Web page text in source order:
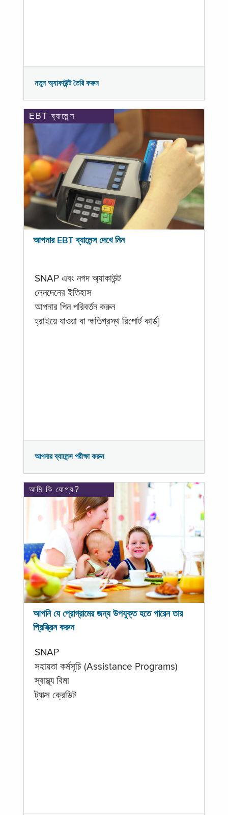
নতুন অ্যাকাউন্ট তৈরি করুন
EBT ব্যালেন্স
আপনার EBT ব্যালেন্স দেখে নিন
SNAP এবং নগদ অ্যাকাউন্ট
লেনদেনের ইতিহাস
আপনার পিন পরিবর্তন করুন
হ্রাইয়ে যাওয়া বা ক্ষতিগ্রস্থ রিপোর্ট কার্ড]
আপনার ব্যালেন্স পরীক্ষা করুন
আমি কি যোগ্য?
আপনি যে প্রোগ্রামের জন্য উপযুক্ত হতে পারেন তার
প্রিস্ক্রিন করুন
SNAP
সহায়তা কর্মসূচি (Assistance Programs)
স্বাস্থ্য বিমা
ট্যাক্স ক্রেডিট